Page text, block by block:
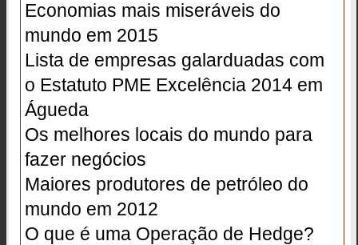
Economias mais miseráveis do
mundo em 2015
Lista de empresas galarduadas com
o Estatuto PME Excelência 2014 em
Águeda
Os melhores locais do mundo para
fazer negócios
Maiores produtores de petróleo do
mundo em 2012
O que é uma Operação de Hedge?